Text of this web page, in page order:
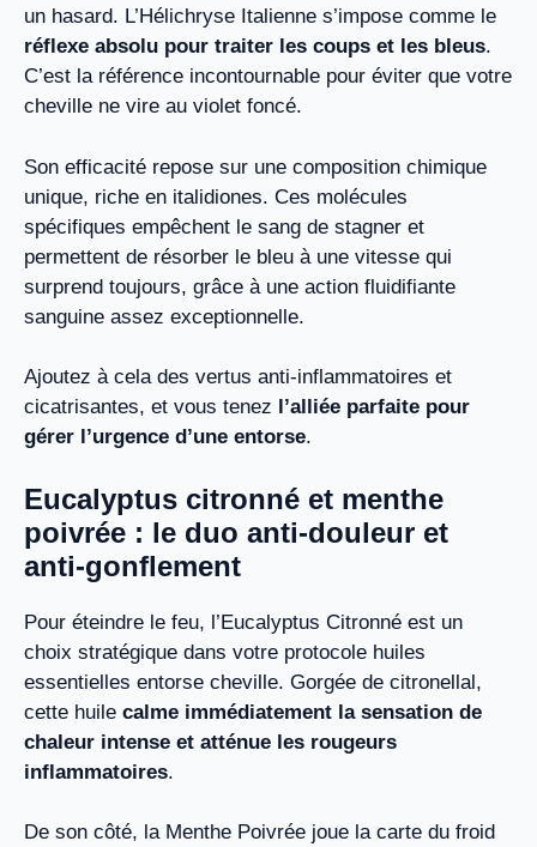
un hasard. L’Hélichryse Italienne s’impose comme le
réflexe absolu pour traiter les coups et les bleus.
C’est la référence incontournable pour éviter que votre
cheville ne vire au violet foncé.
Son efficacité repose sur une composition chimique
unique, riche en italidiones. Ces molécules
spécifiques empêchent le sang de stagner et
permettent de résorber le bleu à une vitesse qui
surprend toujours, grâce à une action fluidifiante
sanguine assez exceptionnelle.
Ajoutez à cela des vertus anti-inflammatoires et
cicatrisantes, et vous tenez
l’alliée parfaite pour
gérer l’urgence d’une entorse.
Eucalyptus citronné et menthe
poivrée : le duo anti-douleur et
anti-gonflement
Pour éteindre le feu, l’Eucalyptus Citronné est un
choix stratégique dans votre protocole huiles
essentielles entorse cheville. Gorgée de citronellal,
cette huile calme immédiatement la sensation de
chaleur intense et atténue les rougeurs
inflammatoires.
De son côté, la Menthe Poivrée joue la carte du froid